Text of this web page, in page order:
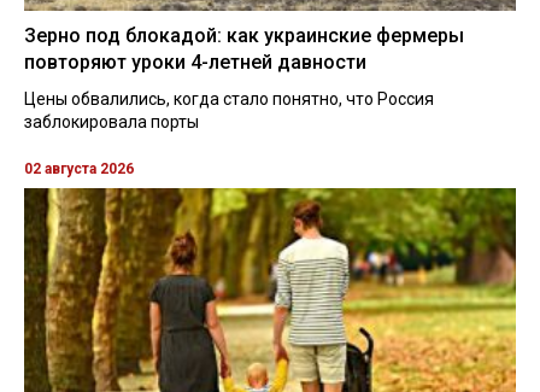
Зерно под блокадой: как украинские фермеры
повторяют уроки 4-летней давности
Цены обвалились, когда стало понятно, что Россия
заблокировала порты
02 августа 2026